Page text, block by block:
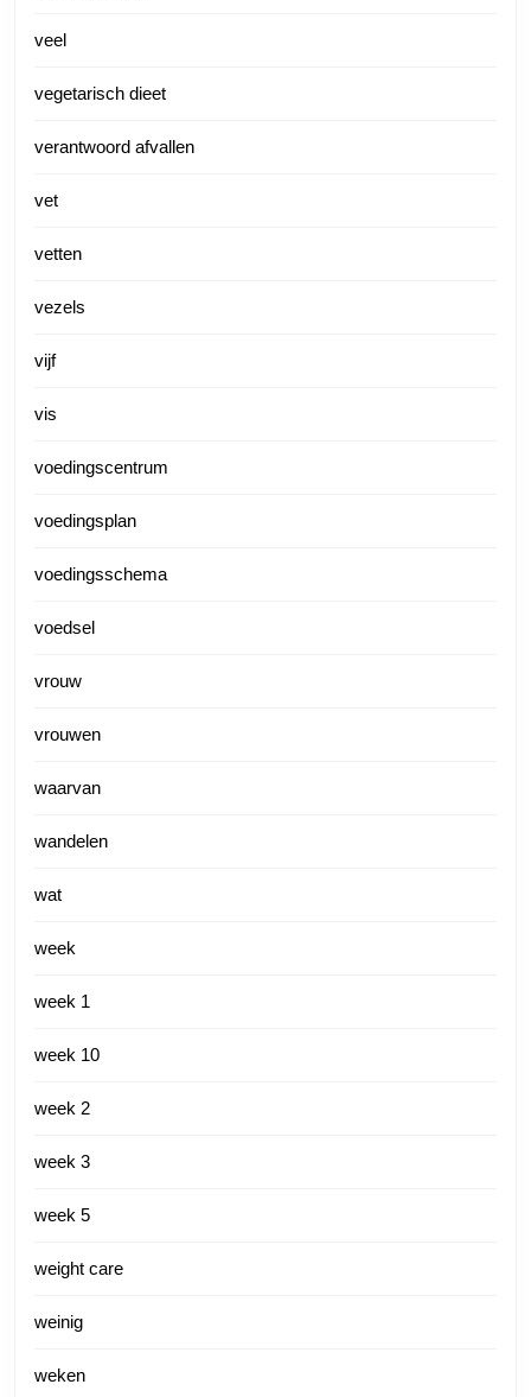
veel
vegetarisch dieet
verantwoord afvallen
vet
vetten
vezels
vijf
vis
voedingscentrum
voedingsplan
voedingsschema
voedsel
vrouw
vrouwen
waarvan
wandelen
wat
week
week 1
week 10
week 2
week 3
week 5
weight care
weinig
weken